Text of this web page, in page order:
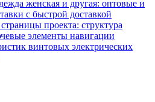
женская и другая: оптовые и
с быстрой доставкой
проекта: структура
элементы навигации
винтовых электрических